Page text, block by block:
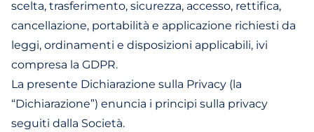
scelta, trasferimento, sicurezza, accesso, rettifica,
cancellazione, portabilità e applicazione richiesti da
leggi, ordinamenti e disposizioni applicabili, ivi
compresa la GDPR.
La presente Dichiarazione sulla Privacy (la
“Dichiarazione”) enuncia i principi sulla privacy
seguiti dalla Società.